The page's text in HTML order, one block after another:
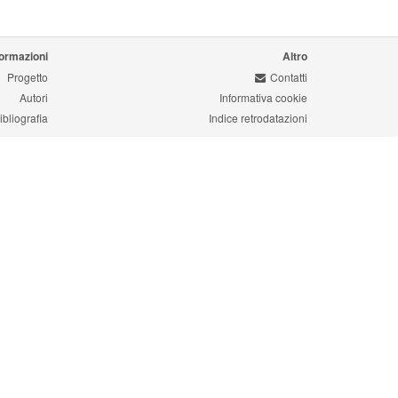
Progetto
Autori
Altro
Contatti
Informativa cookie
Indice retrodatazioni